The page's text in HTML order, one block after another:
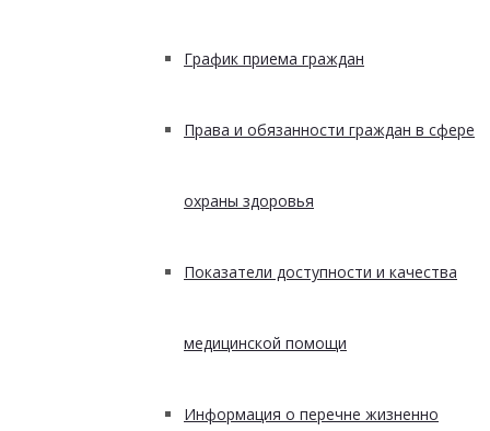
График приема граждан
Права и обязанности граждан в сфере
охраны здоровья
Показатели доступности и качества
медицинской помощи
Информация о перечне жизненно